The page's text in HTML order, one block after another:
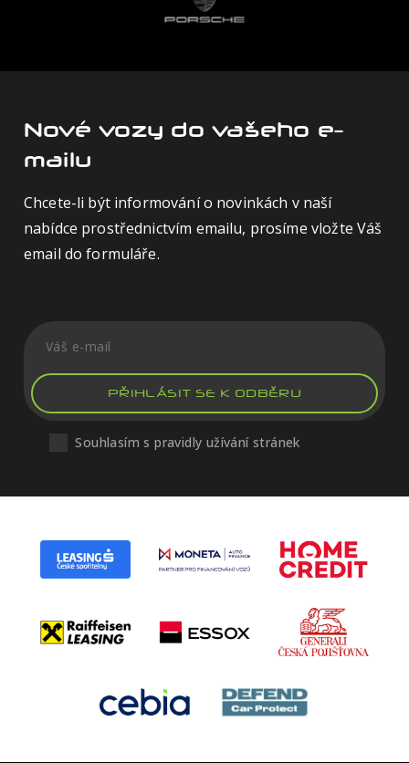
Nové vozy do vašeho e-
mailu
Chcete-li být informování o novinkách v naší
nabídce prostřednictvím emailu, prosíme vložte Váš
email do formuláře.
PŘIHLÁSIT SE K ODBĚRU
Souhlasím s pravidly užívání stránek